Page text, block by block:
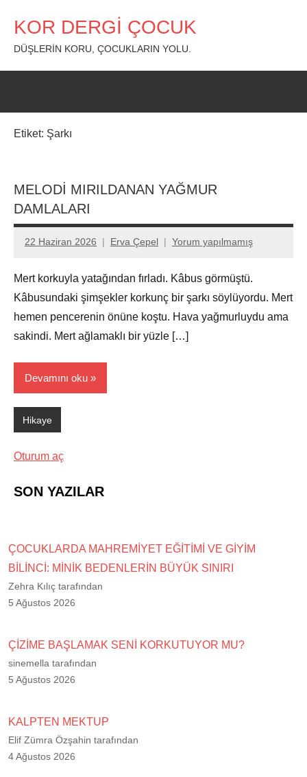
KOR DERGİ ÇOCUK
DÜŞLERİN KORU, ÇOCUKLARIN YOLU.
Etiket: Şarkı
MELODİ MIRILDANAN YAĞMUR
DAMLALARI
22 Haziran 2026 Erva Çepel Yorum yapılmamış
Mert korkuyla yatağından fırladı. Kâbus görmüştü.
Kâbusundaki şimşekler korkunç bir şarkı söylüyordu. Mert
hemen pencerenin önüne koştu. Hava yağmurluydu ama
sakindi. Mert ağlamaklı bir yüzle […]
Devamını oku
Hikaye
Oturum aç
SON YAZILAR
ÇOCUKLARDA MAHREMİYET EĞİTİMİ VE GİYİM
BİLİNCİ: MİNİK BEDENLERİN BÜYÜK SINIRI
Zehra Kılıç tarafından
5 Ağustos 2026
ÇİZİME BAŞLAMAK SENİ KORKUTUYOR MU?
sinemella tarafından
5 Ağustos 2026
KALPTEN MEKTUP
Elif Zümra Özşahin tarafından
4 Ağustos 2026